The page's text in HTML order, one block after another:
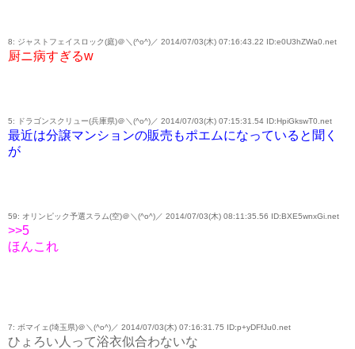
8: ジャストフェイスロック(庭)＠＼(^o^)／ 2014/07/03(木) 07:16:43.22 ID:e0U3hZWa0.net
厨ニ病すぎるw
5: ドラゴンスクリュー(兵庫県)＠＼(^o^)／ 2014/07/03(木) 07:15:31.54 ID:HpiGkswT0.net
最近は分譲マンションの販売もポエムになっていると聞く
が
59: オリンピック予選スラム(空)＠＼(^o^)／ 2014/07/03(木) 08:11:35.56 ID:BXE5wnxGi.net
>>5
ほんこれ
7: ボマイェ(埼玉県)＠＼(^o^)／ 2014/07/03(木) 07:16:31.75 ID:p+yDFfJu0.net
ひょろい人って浴衣似合わないな